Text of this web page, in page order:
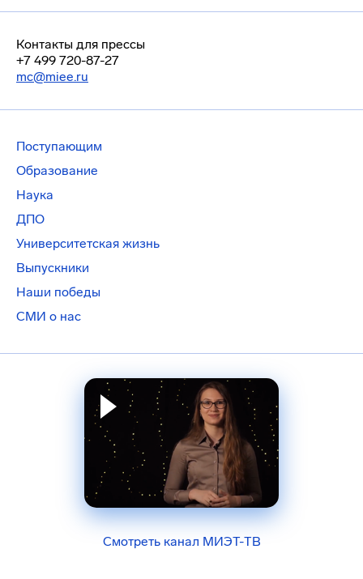
Контакты для прессы
+7 499 720-87-27
mc@miee.ru
Поступающим
Образование
Наука
ДПО
Университетская жизнь
Выпускники
Наши победы
СМИ о нас
Смотреть канал МИЭТ-ТВ